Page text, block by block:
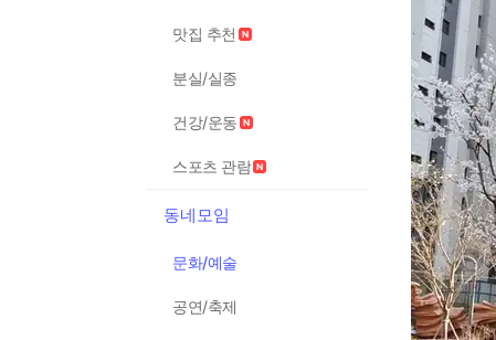
맛집 추천
분실/실종
건강/운동
스포츠 관람
동네모임
문화/예술
공연/축제